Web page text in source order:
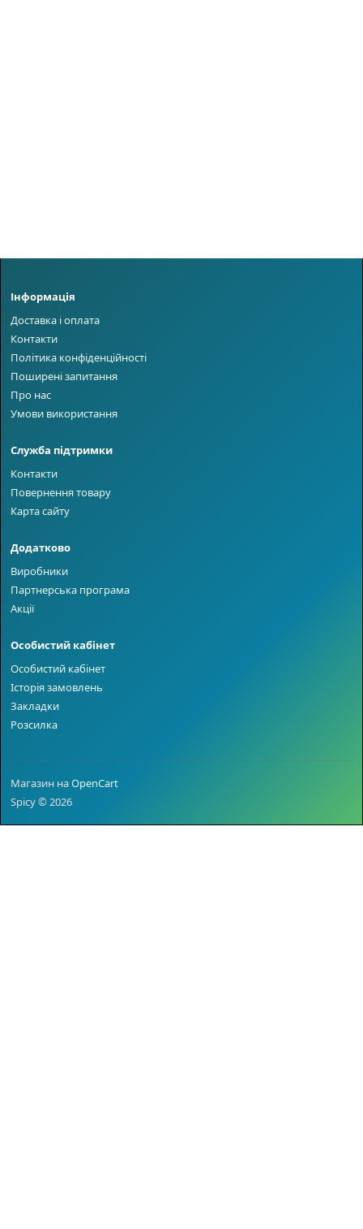
Інформація
Доставка і оплата
Контакти
Політика конфіденційності
Поширені запитання
Про нас
Умови використання
Служба підтримки
Контакти
Повернення товару
Карта сайту
Додатково
Виробники
Партнерська програма
Акції
Особистий кабінет
Особистий кабінет
Історія замовлень
Закладки
Розсилка
Магазин наOpenCart
Spicy © 2026